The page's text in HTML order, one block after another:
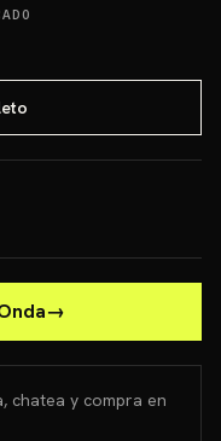
→
chatea y compra en